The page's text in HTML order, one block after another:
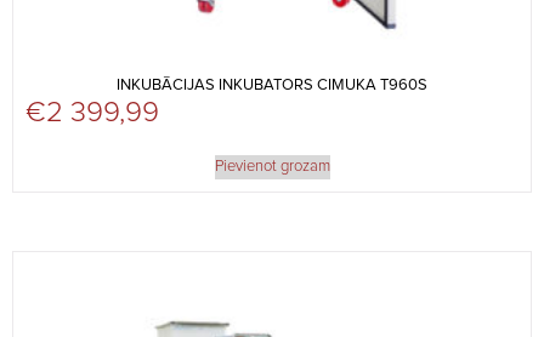
INKUBĀCIJAS INKUBATORS CIMUKA T960S
€2 399,99
Pievienot grozam